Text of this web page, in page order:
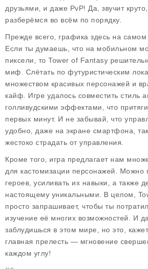
друзьями, и даже PvP! Да, звучит
разберёмся во всём по порядку.
Прежде всего, графика здесь на самом
Если ты думаешь, что на мобильном
пиксели, то Tower of Fantasy
миф. Слётать по футуристическим
множеством красивых персонажей и
кайф. Игре удалось совместить стиль
голливудскими эффектами, что
первых минут. И не забывай, что
удобно, даже на экране смартфона,
жестоко страдать от управления.
Кроме того, игра предлагает нам
для кастомизации персонажей. Можно
героев, усиливать их навыки, а также
настоящему уникальными. В целом,
просто запрашивает, чтобы ты
изучение её многих возможностей. И
заблудишься в этом мире, но это,
главная прелесть — мгновение
каждом углу!